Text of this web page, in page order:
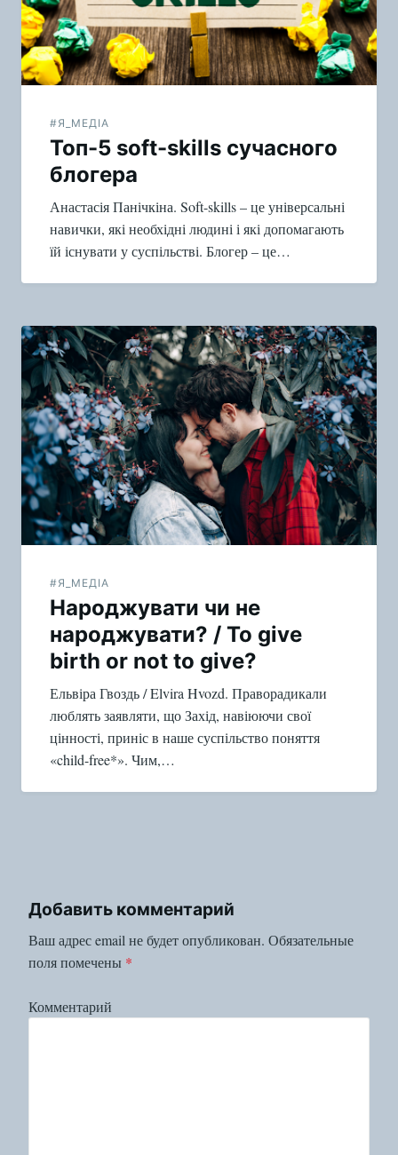
#Я_МЕДІА
Топ-5 soft-skills сучасного
блогера
Анастасія Панічкіна. Soft-skills – це універсальні
навички, які необхідні людині і які допомагають
їй існувати у суспільстві. Блогер – це…
#Я_МЕДІА
Народжувати чи не
народжувати? / To give
birth or not to give?
Ельвіра Гвоздь / Elvira Hvozd. Праворадикали
люблять заявляти, що Захід, навіюючи свої
цінності, приніс в наше суспільство поняття
«child-free*». Чим,…
Добавить комментарий
Ваш адрес email не будет опубликован. Обязательные
поля помечены *
Комментарий